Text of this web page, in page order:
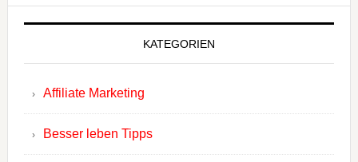
KATEGORIEN
Affiliate Marketing
Besser leben Tipps